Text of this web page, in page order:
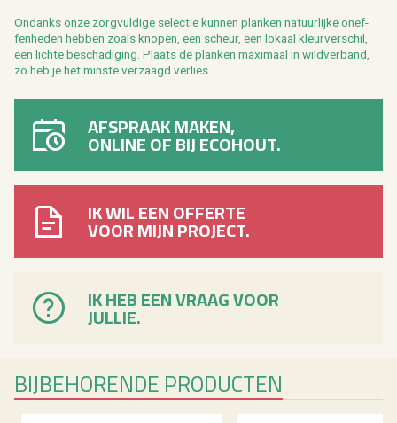
On­danks onze zorg­vul­di­ge se­lec­tie kun­nen plan­ken na­tuur­lij­ke on­ef­
fen­he­den heb­ben zoals kno­pen, een scheur, een lo­kaal kleur­ver­schil,
een lich­te be­scha­di­ging. Plaats de plan­ken maxi­maal in wild­ver­band,
zo heb je het min­ste ver­zaagd ver­lies.
AFSPRAAK MAKEN,
ONLINE OF BIJ ECOHOUT.
IK WIL EEN OFFERTE
VOOR MIJN PROJECT.
IK HEB EEN VRAAG VOOR
JULLIE.
BIJ­BE­HO­REN­DE PRO­DUC­TEN